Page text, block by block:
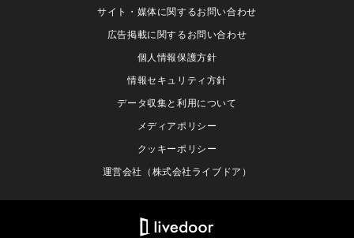
サイト・媒体に関するお問い合わせ
広告掲載に関するお問い合わせ
個人情報保護方針
情報セキュリティ方針
データ収集と利用について
メディアポリシー
クッキーポリシー
運営会社（株式会社ライブドア）